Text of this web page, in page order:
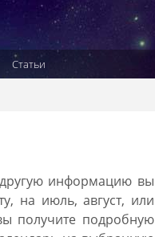
Статьи
информацию вы
на июль, август, или
получите подробную